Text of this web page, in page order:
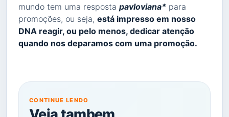
mundo tem uma resposta pavloviana* para
promoções, ou seja, está impresso em nosso
DNA reagir, ou pelo menos, dedicar atenção
quando nos deparamos com uma promoção.
CONTINUE LENDO